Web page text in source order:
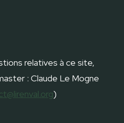
relatives à ce site,
: Claude Le Mogne
)